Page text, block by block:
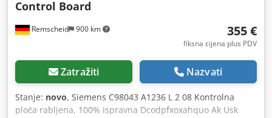
Remscheid 900 km
Control Board
355 €
fiksna cijena plus PDV
Zatražiti Nazvati
Stanje: novo, Siemens C98043 A1236 L 2 08 Kontrolna
ploča rabljena, 100% ispravna Dcodpfxoxahquo Ak Usk